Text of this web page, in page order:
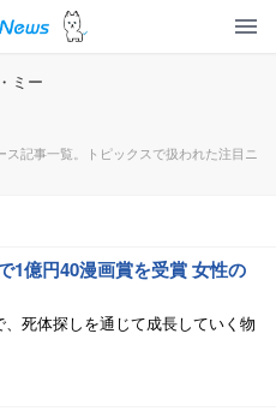
ミー
ス記事一覧。トピックスで扱われた注目ニ
1億円40漫画賞を受賞 女性の
、死体探しを通じて成長していく物